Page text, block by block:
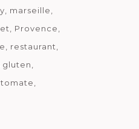
marseille
Provence
restaurant
gluten
tomate